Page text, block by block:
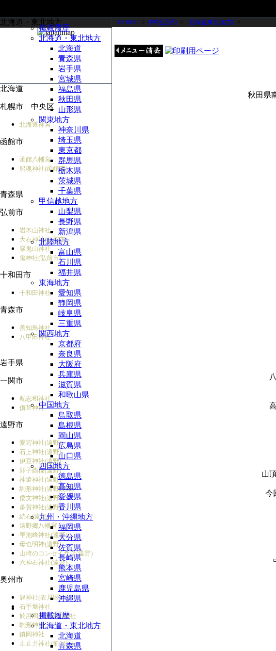
[HOME] [神社記憶] [北海道東北地方]
秋田県
山
今
北海道・東北地方
北海道
札幌市 中央区
北海道神宮
函館市
函館八幡宮
船魂神社(函館市)
青森県
弘前市
岩木山神社
大石神社(弘前市)
巖鬼山神社
鬼神社(弘前市)
十和田市
十和田神社
青森市
善知鳥神社
八甲田神社
岩手県
一関市
配志和神社
儛草神社
遠野市
愛宕神社(遠野)
石上神社(遠野)
伊豆神社(遠野)
卯子酉様(遠野)
神遣神社(遠野)
駒形神社(遠野綾織)
倭文神社(遠野)
多賀神社(遠野)
続石(遠野)
遠野郷八幡宮
早池峰神社(遠野)
母也明神(遠野)
山崎のコンセイサマ(遠野)
六神石神社(遠野)
奥州市
磐神社(衣川区)
石手堰神社
於呂閇志胆澤川神社
駒形神社
鎮岡神社
止止井神社(前沢区)
掲載履歴
北海道・東北地方
北海道
青森県
岩手県
宮城県
福島県
秋田県
山形県
関東地方
神奈川県
埼玉県
東京都
群馬県
栃木県
茨城県
千葉県
甲信越地方
山梨県
長野県
新潟県
北陸地方
富山県
石川県
福井県
東海地方
愛知県
静岡県
岐阜県
三重県
関西地方
京都府
奈良県
大阪府
兵庫県
滋賀県
和歌山県
中国地方
鳥取県
島根県
岡山県
広島県
山口県
四国地方
徳島県
高知県
愛媛県
香川県
九州・沖縄地方
福岡県
大分県
佐賀県
長崎県
熊本県
宮崎県
鹿児島県
沖縄県
掲載履歴
北海道・東北地方
北海道
青森県